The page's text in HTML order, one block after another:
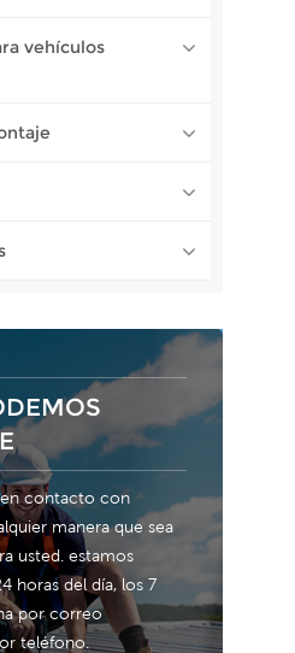
vehículos
contacto con
manera que sea
usted. estamos
horas del día, los 7
por correo
teléfono.